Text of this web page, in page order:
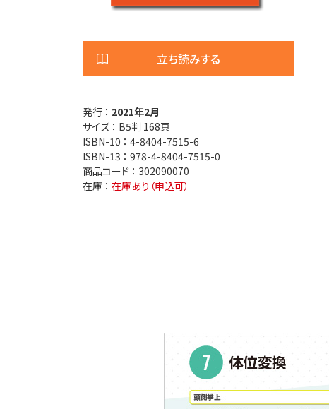
退院調整・地域医療連携 高齢者介護
立ち読みする
発行 ： 2021年2月
サイズ ： B5判 168頁
ISBN-10 ： 4-8404-7515-6
ISBN-13 ： 978-4-8404-7515-0
商品コード ： 302090070
在庫 ： 在庫あり（申込可）